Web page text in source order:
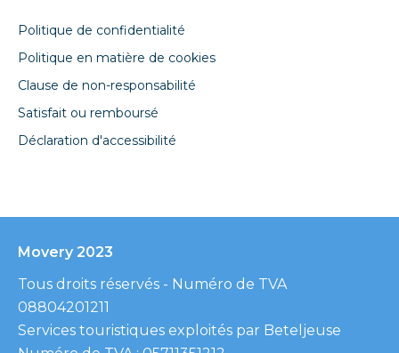
Politique de confidentialité
Politique en matière de cookies
Clause de non-responsabilité
Satisfait ou remboursé
Déclaration d'accessibilité
Movery 2023
Tous droits réservés - Numéro de TVA
08804201211
Services touristiques exploités par Beteljeuse